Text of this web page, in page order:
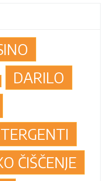
DARILO
ČIŠČENJE